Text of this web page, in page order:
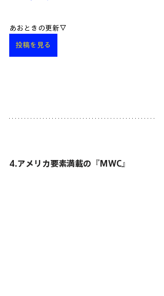
あおときの更新▽
投稿を見る
4.アメリカ要素満載の『MWC』